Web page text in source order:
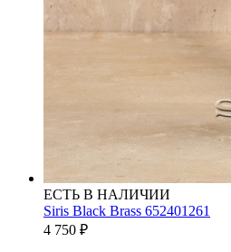
ЕСТЬ В НАЛИЧИИ
Siris Black Brass 652401261
4 750 ₽